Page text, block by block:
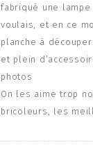
fabriqué une
voulais, et en ce
planche à
et plein
photos
On les aime trop
bricoleurs, les